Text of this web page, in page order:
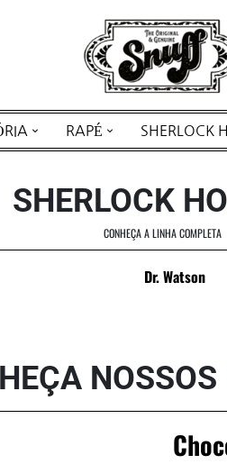
RAPÉ SHERLOCK
SHERLOCK
CONHEÇA A LINHA COMPLETA
Dr. Watson